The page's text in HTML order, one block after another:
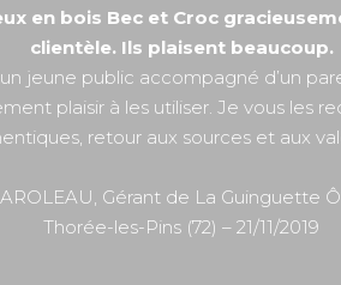
en bois Bec et Croc
clientèle. Ils plaisent beaucoup.
jeune public accompagné d’un
plaisir à les utiliser. Je vous les
retour aux sources et aux
Gérant de La Guinguette
Thorée-les-Pins (72) – 21/11/2019